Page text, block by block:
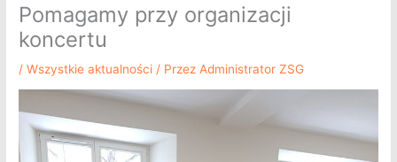
Pomagamy przy organizacji
koncertu
/Wszystkie aktualności / Przez Administrator ZSG
m